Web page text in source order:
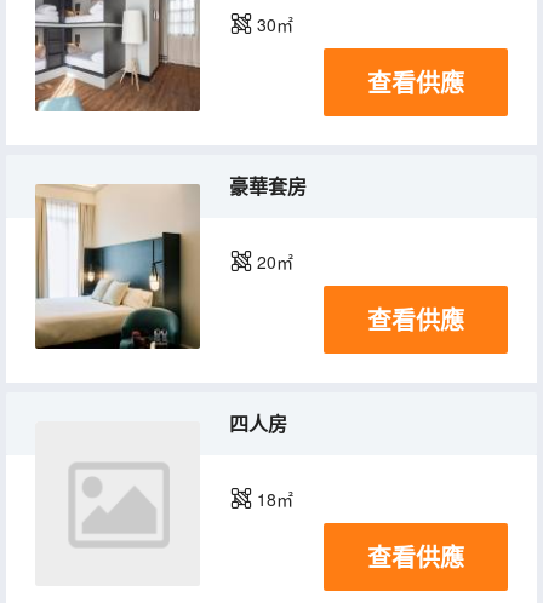
30㎡
查看供應
豪華套房
20㎡
查看供應
四人房
18㎡
查看供應